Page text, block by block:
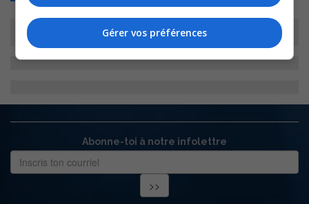
Abonne-toi à notre infolettre
Gérer vos préférences